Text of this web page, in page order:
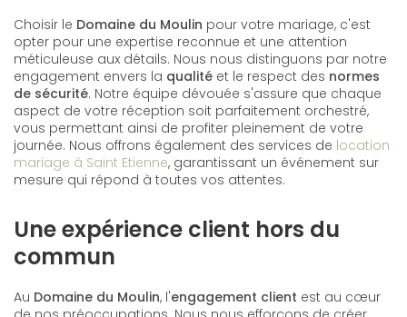
Choisir le Domaine du Moulin pour votre mariage, c'est
opter pour une expertise reconnue et une attention
méticuleuse aux détails. Nous nous distinguons par notre
engagement envers la qualité et le respect des normes
de sécurité. Notre équipe dévouée s'assure que chaque
aspect de votre réception soit parfaitement orchestré,
vous permettant ainsi de profiter pleinement de votre
journée. Nous offrons également des services de location
mariage à Saint Etienne, garantissant un événement sur
mesure qui répond à toutes vos attentes.
Une expérience client hors du
commun
Au Domaine du Moulin, l'engagement client est au cœur